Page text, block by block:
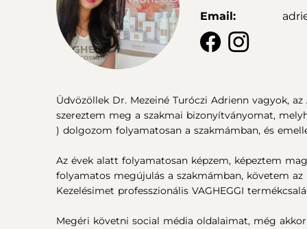
Email:
Üdvözöllek Dr. Mezeiné Turóczi Adrienn vagyok,
szereztem meg a szakmai bizonyítványomat,
) dolgozom folyamatosan a szakmámban, és
Az évek alatt folyamatosan képzem, képeztem
folyamatos megújulás a szakmámban, követem
Kezelésimet professzionális VAGHEGGI
Megéri követni social média oldalaimat, még